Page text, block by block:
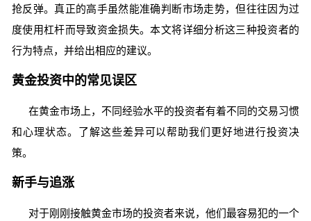
抢反弹。真正的高手虽然能准确判断市场走势，但往往因为过
度使用杠杆而导致资金损失。本文将详细分析这三种投资者的
行为特点，并给出相应的建议。
黄金投资中的常见误区
在黄金市场上，不同经验水平的投资者有着不同的交易习惯
和心理状态。了解这些差异可以帮助我们更好地进行投资决
策。
新手与追涨
对于刚刚接触黄金市场的投资者来说，他们最容易犯的一个